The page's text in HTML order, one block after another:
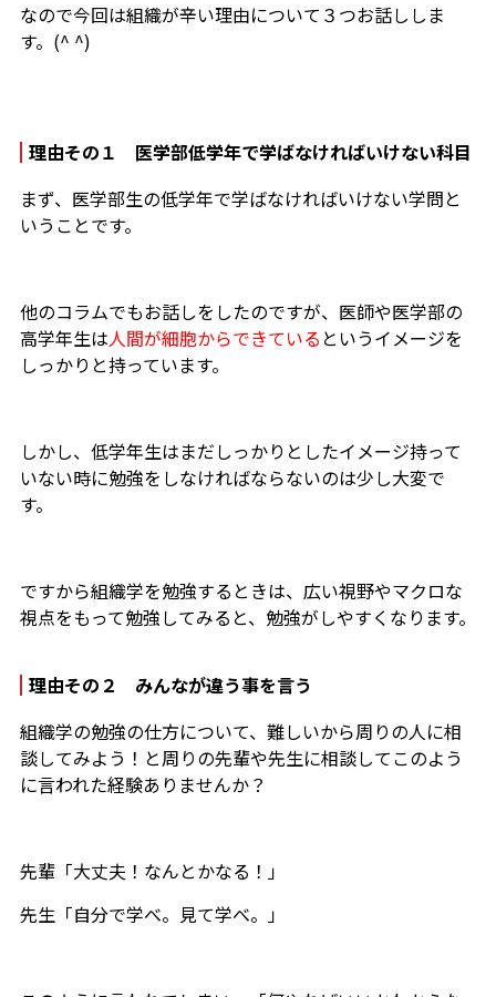
なので今回は組織が辛い理由について３つお話ししま
す。(^ ^)
理由その１ 医学部低学年で学ばなければいけない科目
まず、医学部生の低学年で学ばなければいけない学問と
いうことです。
他のコラムでもお話しをしたのですが、医師や医学部の
高学年生は人間が細胞からできている というイメージを
しっかりと持っています。
しかし、低学年生はまだしっかりとしたイメージ持って
いない時に勉強をしなければならないのは少し大変で
す。
ですから組織学を勉強するときは、広い視野やマクロな
視点をもって勉強してみると、勉強がしやすくなります。
理由その２ みんなが違う事を言う
組織学の勉強の仕方について、難しいから周りの人に相
談してみよう！と周りの先輩や先生に相談してこのよう
に言われた経験ありませんか？
先輩「大丈夫！なんとかなる！」
先生「自分で学べ。見て学べ。」